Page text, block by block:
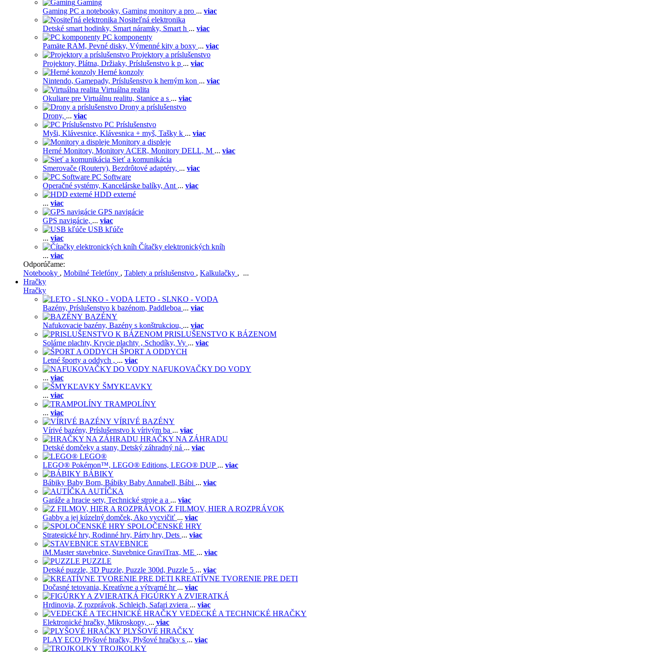
Gaming
Gaming PC a notebooky, Gaming monitory a pro ... viac
Nositeľná elektronika
Detské smart hodinky, Smart náramky, Smart h ... viac
PC komponenty
Pamäte RAM, Pevné disky, Výmenné kity a boxy ... viac
Projektory a príslušenstvo
Projektory, Plátna, Držiaky, Príslušenstvo k p ... viac
Herné konzoly
Nintendo, Gamepady, Príslušenstvo k herným kon ... viac
Virtuálna realita
Okuliare pre Virtuálnu realitu, Stanice a s ... viac
Drony a príslušenstvo
Drony, ... viac
PC Príslušenstvo
Myši, Klávesnice, Klávesnica + myš, Tašky k ... viac
Monitory a displeje
Herné Monitory, Monitory ACER, Monitory DELL, M ... viac
Sieť a komunikácia
Smerovače (Routery), Bezdrôtové adaptéry, ... viac
PC Software
Operačné systémy, Kancelárske balíky, Ant ... viac
HDD externé
... viac
GPS navigácie
GPS navigácie, ... viac
USB kľúče
... viac
Čítačky elektronických kníh
... viac
Odporúčame:
Notebooky , Mobilné Telefóny , Tablety a príslušenstvo , Kalkulačky , ...
Hračky
Hračky
LETO - SLNKO - VODA
Bazény, Príslušenstvo k bazénom, Paddleboa ... viac
BAZÉNY
Nafukovacie bazény, Bazény s konštrukciou, ... viac
PRISLUŠENSTVO K BÁZENOM
Solárne plachty, Krycie plachty , Schodíky, Vy ... viac
ŠPORT A ODDYCH
Letné športy a oddych , ... viac
NAFUKOVAČKY DO VODY
... viac
ŠMYKĽAVKY
... viac
TRAMPOLÍNY
... viac
VÍRIVÉ BAZÉNY
Vírivé bazény, Príslušenstvo k vírivým ba ... viac
HRAČKY NA ZÁHRADU
Detské domčeky a stany, Detský záhradný ná ... viac
LEGO®
LEGO® Pokémon™, LEGO® Editions, LEGO® DUP ... viac
BÁBIKY
Bábiky Baby Born, Bábiky Baby Annabell, Bábi ... viac
AUTÍČKA
Garáže a hracie sety, Technické stroje a a ... viac
Z FILMOV, HIER A ROZPRÁVOK
Gabby a jej kúzelný domček, Ako vycvičiť ... viac
SPOLOČENSKÉ HRY
Strategické hry, Rodinné hry, Párty hry, Dets ... viac
STAVEBNICE
iM.Master stavebnice, Stavebnice GraviTrax, ME ... viac
PUZZLE
Detské puzzle, 3D Puzzle, Puzzle 300d, Puzzle 5 ... viac
KREATÍVNE TVORENIE PRE DETI
Dočasné tetovania, Kreatívne a výtvarné hr ... viac
FIGÚRKY A ZVIERATKÁ
Hrdinovia, Z rozprávok, Schleich, Safari zviera ... viac
VEDECKÉ A TECHNICKÉ HRAČKY
Elektronické hračky, Mikroskopy, ... viac
PLYŠOVÉ HRAČKY
PLAY ECO Plyšové hračky, Plyšové hračky s ... viac
TROJKOLKY